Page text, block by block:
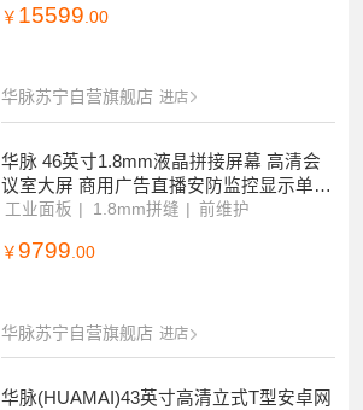
￥ 15599 .00
华脉苏宁自营旗舰店 进店
华脉 46英寸1.8mm液晶拼接屏幕 高清会
议室大屏 商用广告直播安防监控显示单台
前维护套装HM-DC46S03-1
工业面板 1.8mm拼缝 前维护
￥ 9799.00
华脉苏宁自营旗舰店 进店
华脉(HUAMAI)43英寸高清立式T型安卓网